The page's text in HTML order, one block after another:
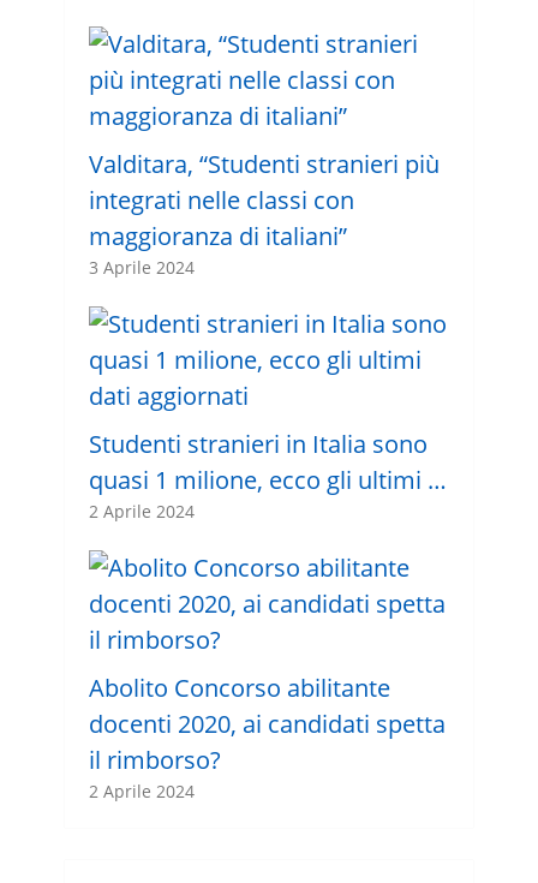
Valditara, “Studenti stranieri più
integrati nelle classi con
maggioranza di italiani”
3 Aprile 2024
Studenti stranieri in Italia sono
quasi 1 milione, ecco gli ultimi …
2 Aprile 2024
Abolito Concorso abilitante
docenti 2020, ai candidati spetta
il rimborso?
2 Aprile 2024